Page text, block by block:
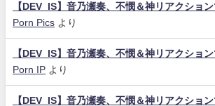
【DEV_IS】音乃瀬奏、不憫＆神リアクショ
Porn Pics より
【DEV_IS】音乃瀬奏、不憫＆神リアクショ
Porn IP より
【DEV_IS】音乃瀬奏、不憫＆神リアクショ